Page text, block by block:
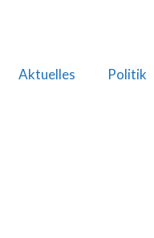
Aktuelles Politik